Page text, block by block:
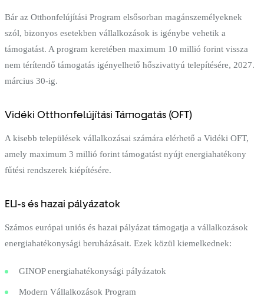
Bár az Otthonfelújítási Program elsősorban magánszemélyeknek
szól, bizonyos esetekben vállalkozások is igénybe vehetik a
támogatást. A program keretében maximum 10 millió forint vissza
nem térítendő támogatás igényelhető hőszivattyú telepítésére, 2027.
március 30-ig.
Vidéki Otthonfelújítási Támogatás (OFT)
A kisebb települések vállalkozásai számára elérhető a Vidéki OFT,
amely maximum 3 millió forint támogatást nyújt energiahatékony
fűtési rendszerek kiépítésére.
EU-s és hazai pályázatok
Számos európai uniós és hazai pályázat támogatja a vállalkozások
energiahatékonysági beruházásait. Ezek közül kiemelkednek:
GINOP energiahatékonysági pályázatok
Modern Vállalkozások Program